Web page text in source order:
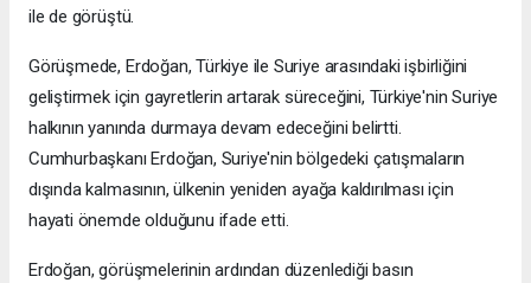
ile de görüştü.
Görüşmede, Erdoğan, Türkiye ile Suriye arasındaki işbirliğini
geliştirmek için gayretlerin artarak süreceğini, Türkiye'nin Suriye
halkının yanında durmaya devam edeceğini belirtti.
Cumhurbaşkanı Erdoğan, Suriye'nin bölgedeki çatışmaların
dışında kalmasının, ülkenin yeniden ayağa kaldırılması için
hayati önemde olduğunu ifade etti.
Erdoğan, görüşmelerinin ardından düzenlediği basın